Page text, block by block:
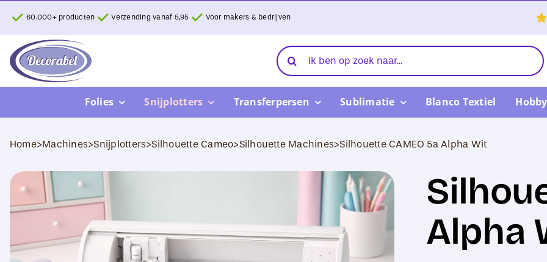
inhoud
60.000+ producten Verzending vanaf 5,95 Voor makers & bedrijven
Zoeken
naar:
Folies Snijplotters Transferpersen Sublimatie Blanco Textiel
Home>Machines>Snijplotters>Silhouette Cameo>Silhouette Machines>Silhouette CAMEO 5a Alpha Wit
Alpha